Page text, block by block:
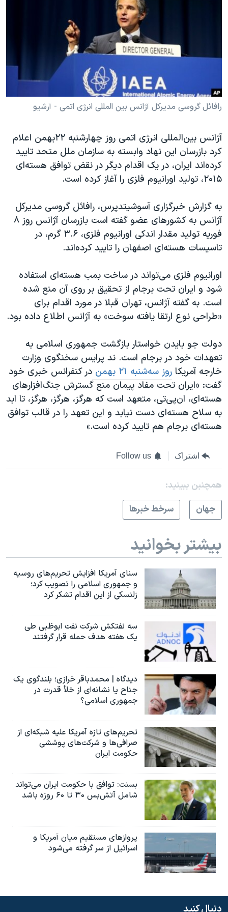
اسرائیل در جنگ
گالری عکس
انتخابات ریاست جمهوری آمریکا ۲۰۲۴
حمله جمهوری اسلامی به اسرائیل
ورزش زنان در ایران
اعتراضات زن، زندگی، آزادی
تریبونال مردمی آبان ۹۸
دادگاه حمید نوری
چهل سال گروگان‌گیری
اعتراضات مردمی آبان ۹۸
اسرائیل در جنگ
نرگس محمدی برنده جایزه نوبل صلح
صفحه‌های ویژه
سفر پرزیدنت ترامپ به چین
زبانهای مختلف
رافائل گروسی مدیرکل آژانس بین المللی انرژی اتمی - آرشیو
آژانس بین‌المللی انرژی اتمی روز چهارشنبه ۲۲بهمن اعلام
کرد بازرسان این نهاد وابسته به سازمان ملل متحد تایید
کرده‌اند ایران، در یک اقدام دیگر در نقض توافق هسته‌ای
۲۰۱۵، تولید اورانیوم فلزی را آغاز کرده است.
به گزارش خبرگزاری آسوشیتدپرس، رافائل گروسی مدیرکل
آژانس به کشورهای عضو گفته است بازرسان آژانس روز ۸
فوریه تولید مقدار اندکی اورانیوم فلزی، ۳.۶ گرم، در
تاسیسات هسته‌ای اصفهان را تایید کرده‌اند.
اورانیوم فلزی می‌تواند در ساخت بمب هسته‌ای استفاده
شود و ایران تحت برجام از تحقیق بر روی آن منع شده
است. به گفته آژانس، تهران قبلا در مورد اقدام برای
«طراحی نوع ارتقا یافته سوخت» به آژانس اطلاع داده بود.
دولت جو بایدن خواستار بازگشت جمهوری اسلامی به
تعهدات خود در برجام است. ند پرایس سخنگوی وزارت
خارجه آمریکا روز سه‌شنبه ۲۱ بهمن
در کنفرانس خبری خود
گفت: «ایران تحت مفاد پیمان منع گسترش جنگ‌افزارهای
هسته‌ای، ان‌پی‌تی، متعهد است که هرگز، هرگز، هرگز، تا ابد
به سلاح هسته‌ای دست نیابد و این تعهد را در قالب توافق
هسته‌ای برجام هم تایید کرده است.»
اشتراک Follow us
همچنبن ببینید:
جهان
سرخط خبرها
بیشتر بخوانید
سنای آمریکا افزایش تحریم‌های روسیه
و جمهوری اسلامی را تصویب کرد؛
زلنسکی از این اقدام تشکر کرد
سه نفتکش شرکت نفت ابوظبی طی
یک هفته هدف حمله قرار گرفتند
دیدگاه | محمدباقر خرازی؛ بلندگوی یک
جناح یا نشانه‌ای از خلأ قدرت در
جمهوری اسلامی؟
تحریم‌های تازه آمریکا علیه شبکه‌ای از
صرافی‌ها و شرکت‌های پوششی
حکومت ایران
بسنت: توافق با حکومت ایران می‌تواند
شامل آتش‌بس ۳۰ تا ۶۰ روزه باشد
پروازهای مستقیم میان آمریکا و
اسرائیل از سر گرفته می‌شود
دنبال کنید